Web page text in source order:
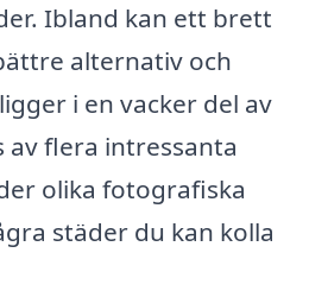
Ibland kan ett brett
alternativ och
i en vacker del av
av flera intressanta
olika fotografiska
städer du kan kolla